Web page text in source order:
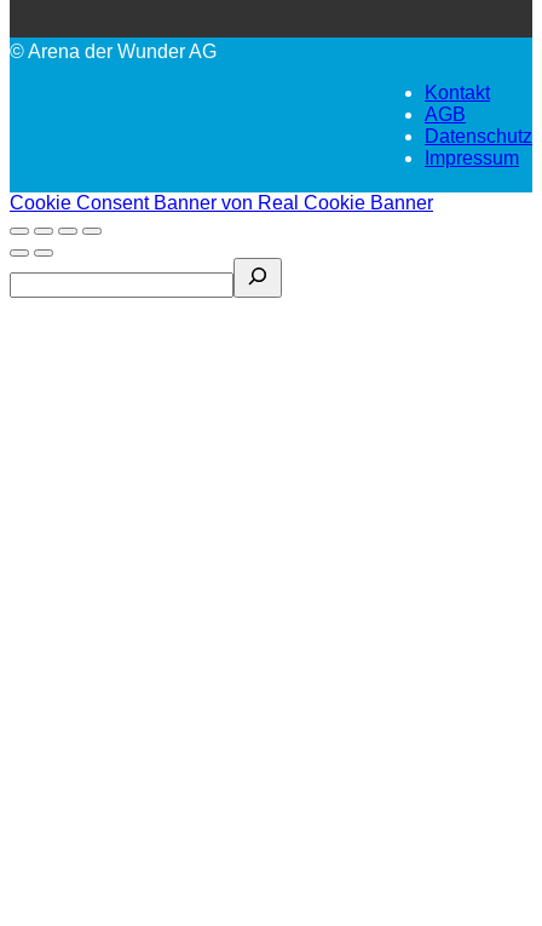
© Arena der Wunder AG
Kontakt
AGB
Datenschutz
Impressum
Cookie Consent Banner von Real Cookie Banner